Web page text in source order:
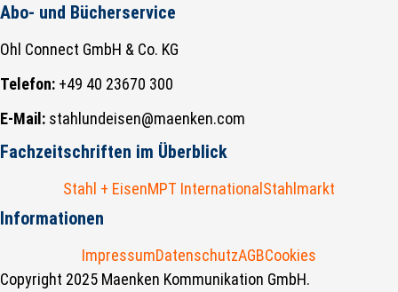
Abo- und Bücherservice
Ohl Connect GmbH & Co. KG
Telefon: +49 40 23670 300
E-Mail: stahlundeisen@maenken.com
Fachzeitschriften im Überblick
Stahl + EisenMPT InternationalStahlmarkt
Informationen
ImpressumDatenschutzAGBCookies
Copyright 2025 Maenken Kommunikation GmbH.